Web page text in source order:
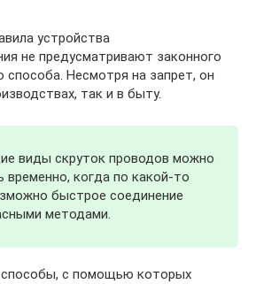
устройства
не предусматривают законного
способа. Несмотря на запрет, он
так и в быту.
виды скруток проводов можно
временно, когда по какой-то
быстрое соединение
методами.
с помощью которых